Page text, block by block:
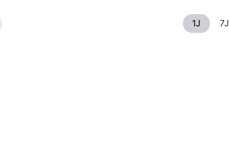
1J 7J